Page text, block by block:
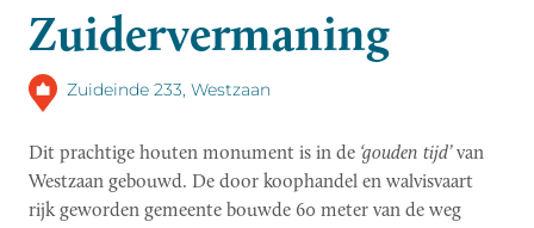
Zuidervermaning
Zuideinde 233, Westzaan
Dit prachtige houten monument is in de ‘gouden tijd’van
Westzaan gebouwd. De door koophandel en walvisvaart
rijk geworden gemeente bouwde 60 meter van de weg